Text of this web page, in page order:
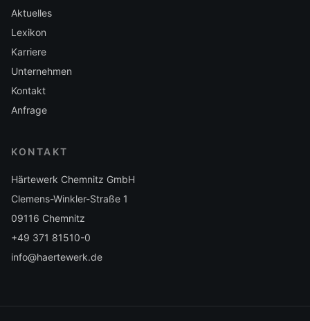
Aktuelles
Lexikon
Karriere
Unternehmen
Kontakt
Anfrage
KONTAKT
Härtewerk Chemnitz GmbH
Clemens-Winkler-Straße 1
09116 Chemnitz
+49 371 81510-0
info@haertewerk.de